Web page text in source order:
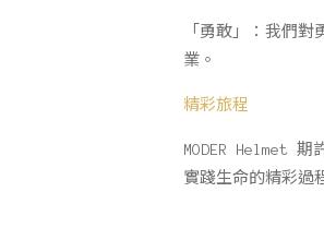
「勇敢」：我們
業。
精彩旅程
MODER Helmet
實踐生命的精彩過